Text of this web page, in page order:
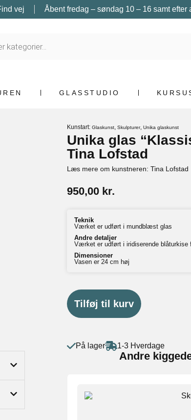
vej Åbent fredag – søndag 10 – 16 samt efter
GLASSTUDIO
Kunstart: Glaskunst, Skulpturer, Unika glaskunst
Unika glas
Tina Lofstad
Læs mere om kunstneren: Tina Lofstad
950,00 kr.
Teknik
Værket er udført i mundblæst glas
Andre detaljer
Værket er udført i iridiserende blåturkise
Dimensioner
Vasen er 24 cm høj
Tilføj til kurv
På lager 1-3 Hverdage
Andre